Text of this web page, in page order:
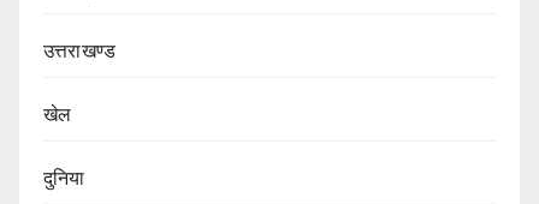
उत्तराखण्ड
खेल
दुनिया